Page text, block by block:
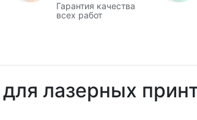
Гарантия качества
всех работ
лазерных